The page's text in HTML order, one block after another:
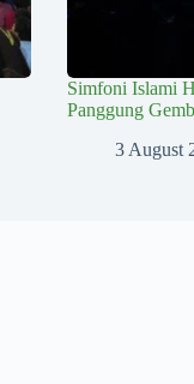
Simfoni Islami
Panggung
3 August